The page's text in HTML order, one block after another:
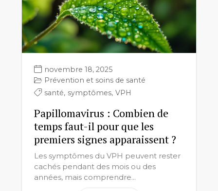
novembre 18, 2025
Prévention et soins de santé
santé, symptômes, VPH
Papillomavirus : Combien de
temps faut-il pour que les
premiers signes apparaissent ?
Les symptômes du VPH peuvent rester
cachés pendant des mois ou des
années, mais comprendre...